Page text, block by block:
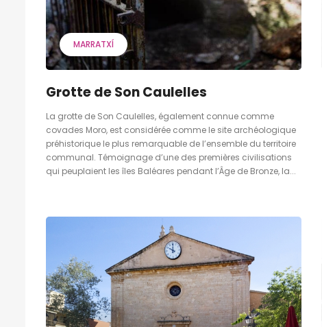
MARRATXÍ
Grotte de Son Caulelles
La grotte de Son Caulelles, également connue comme
covades Moro, est considérée comme le site archéologique
préhistorique le plus remarquable de l’ensemble du territoire
communal. Témoignage d’une des premières civilisations
qui peuplaient les îles Baléares pendant l’Âge de Bronze, la...